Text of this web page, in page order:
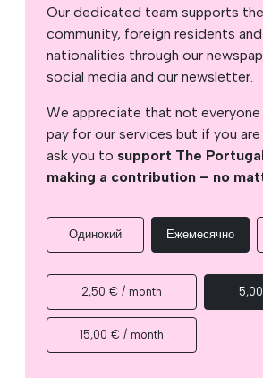
Our dedicated team supports
community, foreign residents
nationalities through our
social media and our newsletter.
We appreciate that not
pay for our services but if you
ask you to support The
making a contribution – no
Одинокий Ежемесячно
2,50 € / month
15,00 € / month